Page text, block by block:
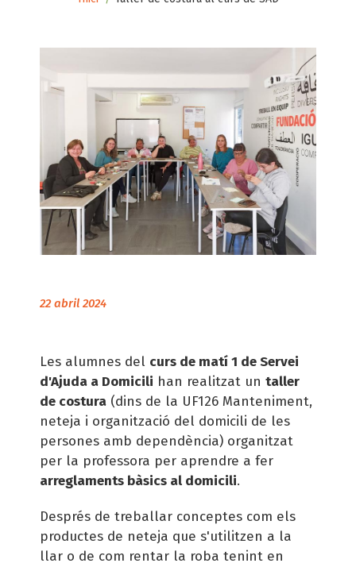
22 abril 2024
Les alumnes del curs de matí 1 de Servei
d'Ajuda a Domicili han realitzat un taller
de costura (dins de la UF126 Manteniment,
neteja i organització del domicili de les
persones amb dependència) organitzat
per la professora per aprendre a fer
arreglaments bàsics al domicili.
Després de treballar conceptes com els
productes de neteja que s'utilitzen a la
llar o de com rentar la roba tenint en